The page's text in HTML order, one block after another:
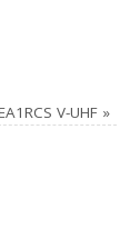
V-UHF »